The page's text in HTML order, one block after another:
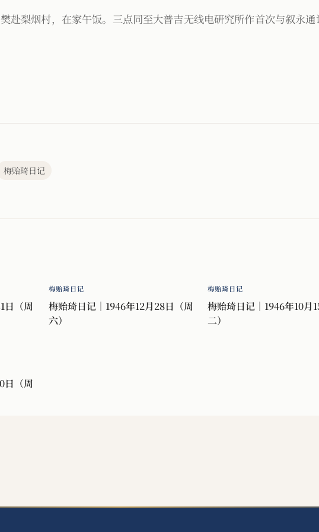
赴梨烟村，在家午饭。三点同至大普吉无线电研究所作首次与叙永通
梅贻琦日记
日（周
梅贻琦日记
梅贻琦日记｜1946年12月28日（周
六）
梅贻琦日记
梅贻琦日记｜1946年10月
二）
日（周